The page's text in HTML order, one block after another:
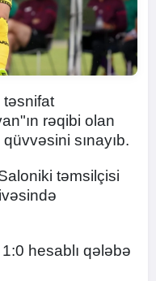
təsnifat
rəqibi olan
sınayıb.
təmsilçisi
hesablı qələbə